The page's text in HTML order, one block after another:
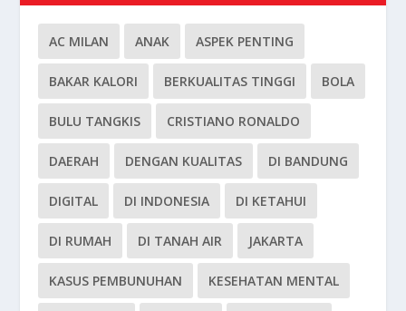
AC MILAN ANAK ASPEK PENTING
BAKAR KALORI BERKUALITAS TINGGI BOLA
BULU TANGKIS CRISTIANO RONALDO
DAERAH DENGAN KUALITAS DI BANDUNG
DIGITAL DI INDONESIA DI KETAHUI
DI RUMAH DI TANAH AIR JAKARTA
KASUS PEMBUNUHAN KESEHATAN MENTAL